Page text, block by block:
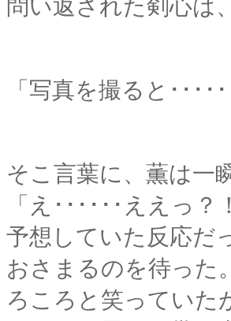
問い返された剣心は
「写真を撮ると･･･
そこ言葉に、薫は一
「え･･････ええっ
予想していた反応だ
おさまるのを待った
ろころと笑ってい